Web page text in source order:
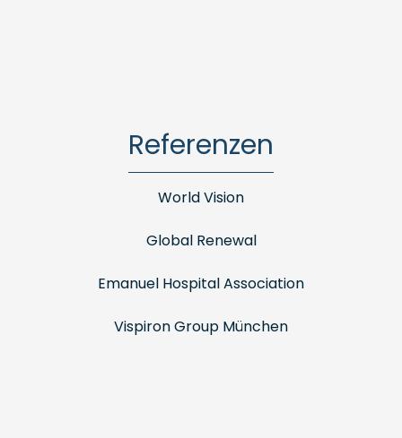
Referenzen
World Vision
Global Renewal
Emanuel Hospital Association
Vispiron Group München